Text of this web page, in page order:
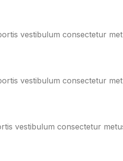
vestibulum consectetur
vestibulum consectetur
vestibulum consectetur